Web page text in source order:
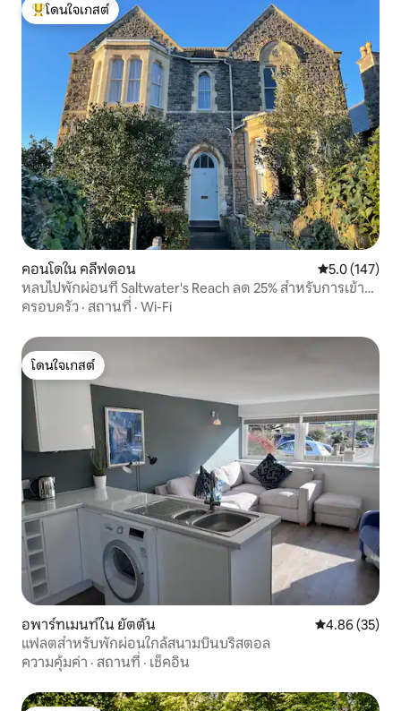
โดนใจเกสต์ที่สุด
โดนใจเกสต์
คอนโดใน คลีฟดอน คะแนนเฉลี่ย
5.0 (147)
หลบไปพักผ่อนที่ Saltwater's Reach ลด 25% สำหรับการเข้า
พัก 7 คืน!
ครอบครัว · สถานที่ · Wi-Fi
โดนใจเกสต์
โดนใจเกสต์
อพาร์ทเมนท์ใน ยัตตัน คะแนนเฉลี่ย
4.86 (35)
แฟลตสำหรับพักผ่อนใกล้สนามบินบริสตอล
ความคุ้มค่า · สถานที่ · เช็คอิน